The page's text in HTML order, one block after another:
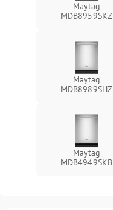
Maytag
MDB8959SKZ
Maytag
MDB8989SHZ
Maytag
MDB4949SKB